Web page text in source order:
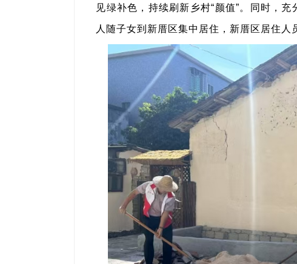
见绿补色，持续刷新乡村“颜值”。同时，
人随子女到新厝区集中居住，新厝区居住人